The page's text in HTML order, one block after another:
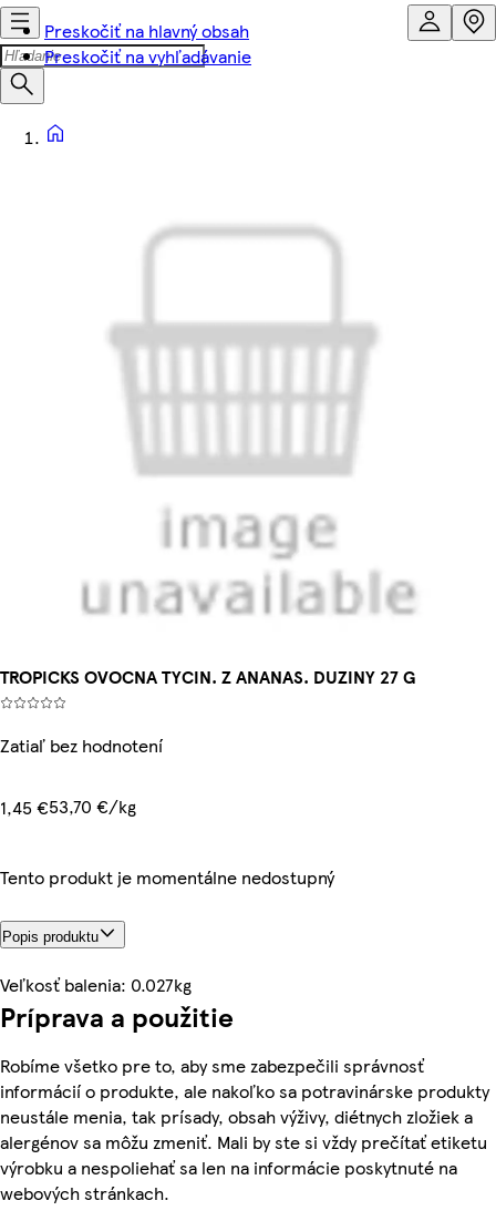
Preskočiť na hlavný obsah
Preskočiť na vyhľadávanie
TROPICKS OVOCNA TYCIN. Z ANANAS. DUZINY 27 G
Zatiaľ bez hodnotení
1,45 €53,70 €/kg
Tento produkt je momentálne nedostupný
Popis produktu
Veľkosť balenia: 0.027kg
Príprava a použitie
Robíme všetko pre to, aby sme zabezpečili správnosť
informácií o produkte, ale nakoľko sa potravinárske produkty
neustále menia, tak prísady, obsah výživy, diétnych zložiek a
alergénov sa môžu zmeniť. Mali by ste si vždy prečítať etiketu
výrobku a nespoliehať sa len na informácie poskytnuté na
webových stránkach.